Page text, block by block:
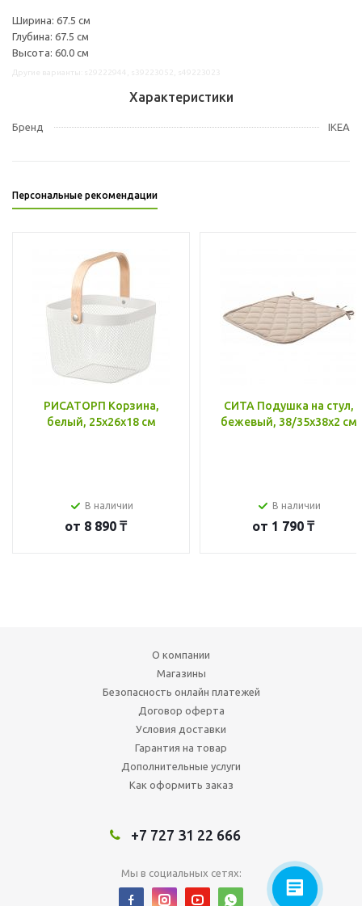
Ширина: 67.5 см
Глубина: 67.5 см
Высота: 60.0 см
Характеристики
Бренд IKEA
Персональные рекомендации
РИСАТОРП Корзина,
белый, 25x26x18 см
В наличии
от 8 890 ₸
СИТА Подушка на стул,
бежевый, 38/35x38x2 см
В наличии
от 1 790 ₸
О компании
Магазины
Безопасность онлайн платежей
Договор оферта
Условия доставки
Гарантия на товар
Дополнительные услуги
Как оформить заказ
+7 727 31 22 666
Мы в социальных сетях: